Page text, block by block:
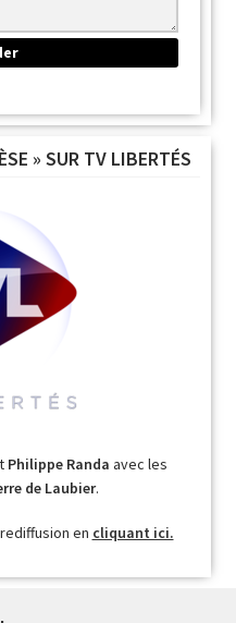
» SUR TV LIBERTÉS
Philippe Randa avec les
de Laubier.
en cliquant ici.